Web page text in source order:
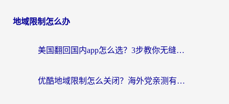
地域限制怎么办
美国翻回国内app怎么选？3步教你无缝刷剧、登12123、访问国内网站
优酷地域限制怎么关闭？海外党亲测有效的追剧加速器选择指南